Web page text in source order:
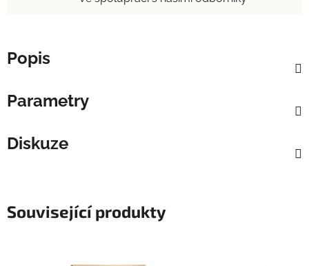
Popis
Parametry
Diskuze
Související produkty